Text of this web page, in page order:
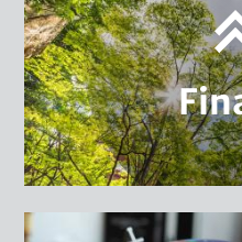
Nachhaltige
Finance